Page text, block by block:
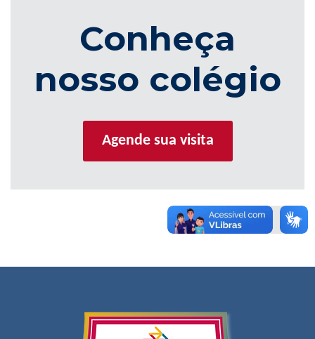
Conheça
nosso colégio
Agende sua visita